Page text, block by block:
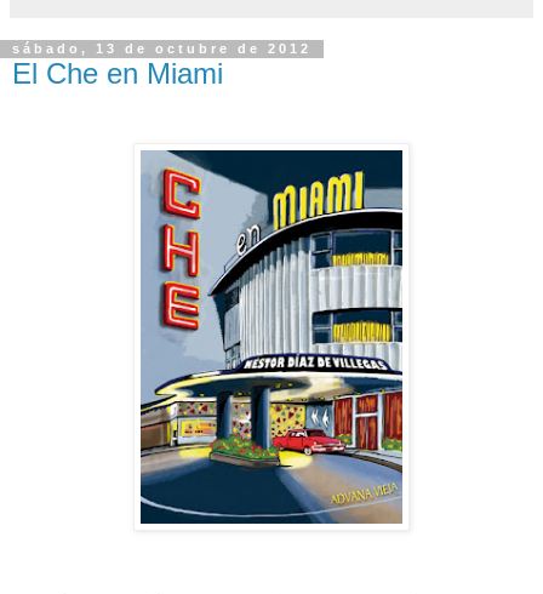
sábado, 13 de octubre de 2012
El Che en Miami